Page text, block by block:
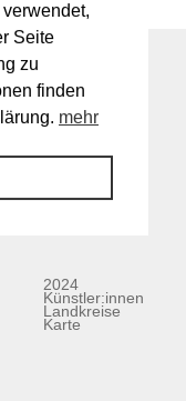
2024
Künstler:innen
Landkreise
Karte
Seite
zu
finden
mehr